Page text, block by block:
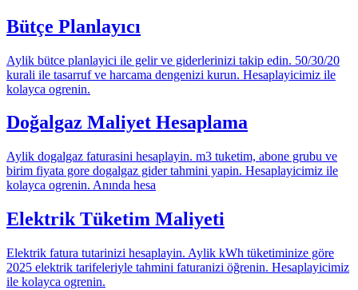
Bütçe Planlayıcı
Aylik bütce planlayici ile gelir ve giderlerinizi takip edin. 50/30/20
kurali ile tasarruf ve harcama dengenizi kurun. Hesaplayicimiz ile
kolayca ogrenin.
Doğalgaz Maliyet Hesaplama
Aylik dogalgaz faturasini hesaplayin. m3 tuketim, abone grubu ve
birim fiyata gore dogalgaz gider tahmini yapin. Hesaplayicimiz ile
kolayca ogrenin. Anında hesa
Elektrik Tüketim Maliyeti
Elektrik fatura tutarinizi hesaplayin. Aylik kWh tüketiminize göre
2025 elektrik tarifeleriyle tahmini faturanizi öğrenin. Hesaplayicimiz
ile kolayca ogrenin.